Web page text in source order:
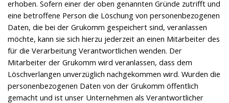
erhoben. Sofern einer der oben genannten Gründe zutrifft und
eine betroffene Person die Löschung von personenbezogenen
Daten, die bei der Grukomm gespeichert sind, veranlassen
möchte, kann sie sich hierzu jederzeit an einen Mitarbeiter des
für die Verarbeitung Verantwortlichen wenden. Der
Mitarbeiter der Grukomm wird veranlassen, dass dem
Löschverlangen unverzüglich nachgekommen wird. Wurden die
personenbezogenen Daten von der Grukomm öffentlich
gemacht und ist unser Unternehmen als Verantwortlicher